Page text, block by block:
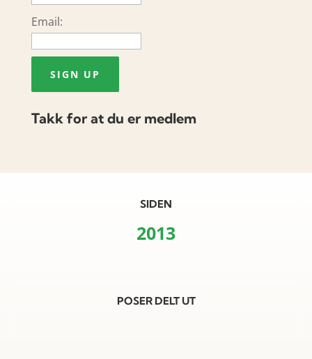
Email:
Takk for at du er medlem
SIDEN
2013
POSER DELT UT